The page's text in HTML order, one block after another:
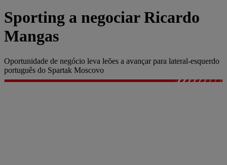
Sporting a negociar Ricardo
Mangas
Oportunidade de negócio leva leões a avançar para lateral-esquerdo
português do Spartak Moscovo